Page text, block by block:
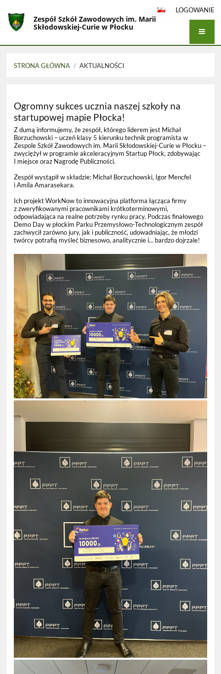
LOGOWANIE
Zespół Szkół Zawodowych im. Marii
Skłodowskiej-Curie w Płocku
STRONA GŁÓWNA / AKTUALNOŚCI
Ogromny sukces ucznia naszej szkoły na
startupowej mapie Płocka!
Z dumą informujemy, że zespół, którego liderem jest Michał
Borzuchowski – uczeń klasy 5 kierunku technik programista w
Zespole Szkół Zawodowych im. Marii Skłodowskiej-Curie w Płocku –
zwyciężył w programie akceleracyjnym Startup Płock, zdobywając
I miejsce oraz Nagrodę Publiczności.
Zespół wystąpił w składzie: Michał Borzuchowski, Igor Mencfel
i Amila Amarasekara.
Ich projekt WorkNow to innowacyjna platforma łącząca firmy
z zweryfikowanymi pracownikami krótkoterminowymi,
odpowiadająca na realne potrzeby rynku pracy. Podczas finałowego
Demo Day w płockim Parku Przemysłowo-Technologicznym zespół
zachwycił zarówno jury, jak i publiczność, udowadniając, że młodzi
twórcy potrafią myśleć biznesowo, analitycznie i… bardzo dojrzale!